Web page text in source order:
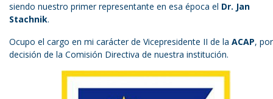
siendo nuestro primer representante en esa época el Dr. Jan
Stachnik.
Ocupo el cargo en mi carácter de Vicepresidente II de la ACAP, por
decisión de la Comisión Directiva de nuestra institución.